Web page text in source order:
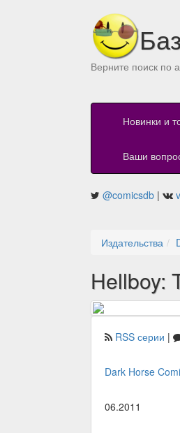
Верните поиск по
Новинки и
Ваши
@comicsdb |
Издательства
Hellboy:
RSS серии |
Dark Horse
06.2011